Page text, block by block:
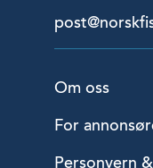
Om oss
For
Personvern